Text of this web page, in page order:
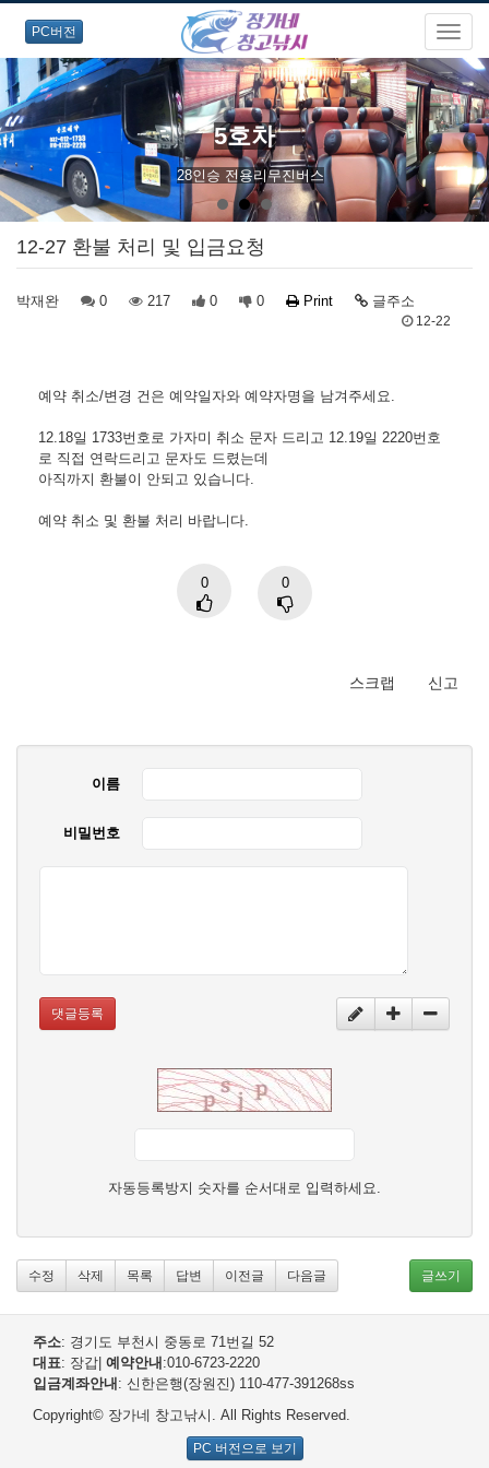
PC버전
5호차
28인승 전용리무진버스
12-27 환불 처리 및 입금요청
박재완 0 217 0 0 Print 글주소
12-22
예약 취소/변경 건은 예약일자와 예약자명을 남겨주세요.
12.18일 1733번호로 가자미 취소 문자 드리고 12.19일 2220번호
로 직접 연락드리고 문자도 드렸는데
아직까지 환불이 안되고 있습니다.
예약 취소 및 환불 처리 바랍니다.
0 0
스크랩 신고
이름
비밀번호
댓글등록
자동등록방지 숫자를 순서대로 입력하세요.
수정 삭제 목록 답변 이전글 다음글 글쓰기
주소: 경기도 부천시 중동로 71번길 52
대표: 장갑 예약안내 :010-6723-2220
입금계좌안내 : 신한은행(장원진) 110-477-391268ss
Copyright© 장가네 창고낚시. All Rights Reserved.
PC 버전으로 보기